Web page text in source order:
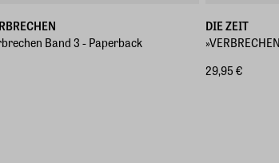
Band 3 - Paperback
DIE ZEIT
29,95 €